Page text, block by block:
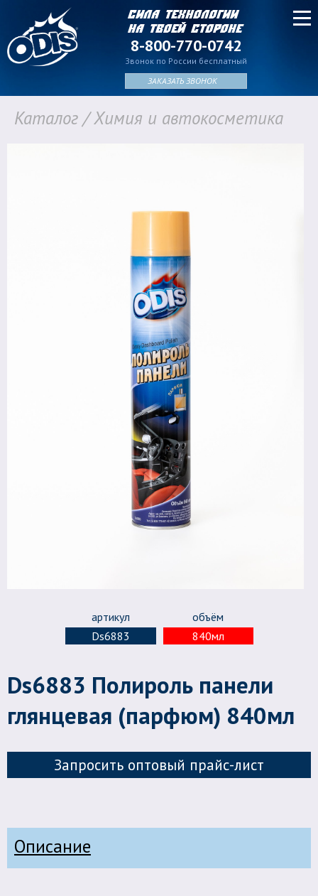
Сила технологии
на твоей стороне
8-800-770-0742
Звонок по России бесплатный
ЗАКАЗАТЬ ЗВОНОК
Каталог /Химия и автокосметика
артикул
объём
Ds6883
840мл
Ds6883 Полироль панели
глянцевая (парфюм) 840мл
Запросить оптовый прайс-лист
Описание